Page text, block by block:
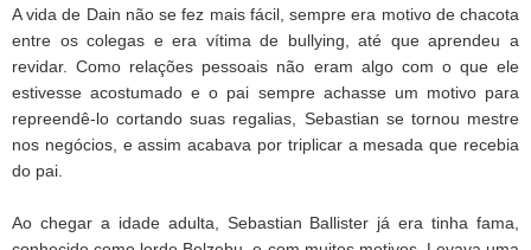
A vida de Dain não se fez mais fácil, sempre era motivo de chacota
entre os colegas e era vítima de bullying, até que aprendeu a
revidar. Como relações pessoais não eram algo com o que ele
estivesse acostumado e o pai sempre achasse um motivo para
repreendê-lo cortando suas regalias, Sebastian se tornou mestre
nos negócios, e assim acabava por triplicar a mesada que recebia
do pai.
Ao chegar a idade adulta, Sebastian Ballister já era tinha fama,